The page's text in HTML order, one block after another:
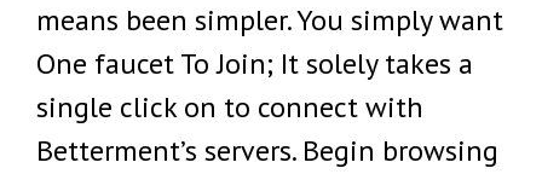
means been simpler. You simply want
One faucet To Join; It solely takes a
single click on to connect with
Betterment’s servers. Begin browsing